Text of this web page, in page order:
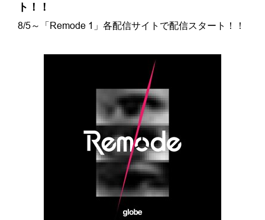
ト！！
8/5～「Remode 1」各配信サイトで配信スタート！！